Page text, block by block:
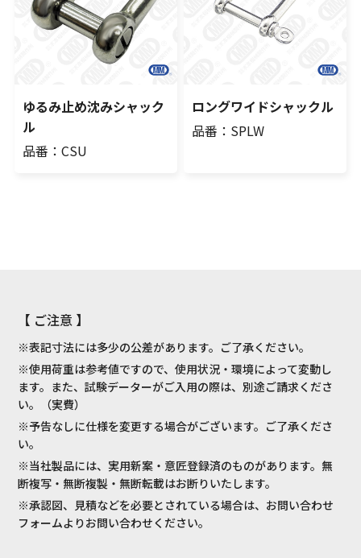
ゆるみ止め沈みシャック
ル
品番：CSU
ロングワイドシャックル
品番：SPLW
【 ご注意 】
※表記寸法には多少の公差があります。ご了承ください。
※使用荷重は参考値ですので、使用状況・環境によって変動し
ます。また、試験データーがご入用の際は、別途ご請求くださ
い。（実費）
※予告なしに仕様を変更する場合がございます。ご了承くださ
い。
※当社製品には、実用新案・意匠登録済のものがあります。無
断複写・無断複製・無断転載はお断りいたします。
※承認図、見積などを必要とされている場合は、お問い合わせ
フォームよりお問い合わせください。